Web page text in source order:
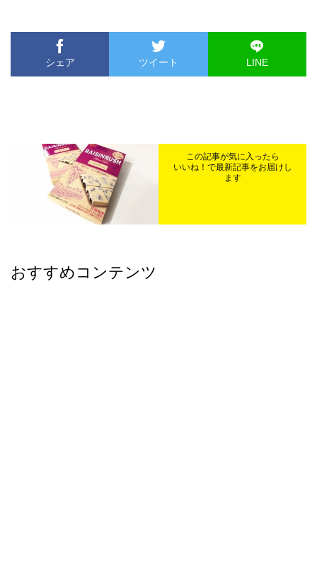
シェア ツイート LINE
この記事が気に入ったら
いいね！で最新記事をお届けし
ます
おすすめコンテンツ